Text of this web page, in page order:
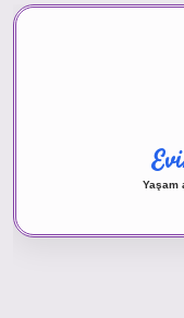
Yaşam